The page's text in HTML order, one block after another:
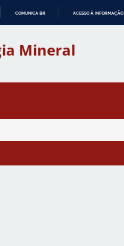
COMUNICA BR ACESSO À INFORMAÇÃO
Mineral